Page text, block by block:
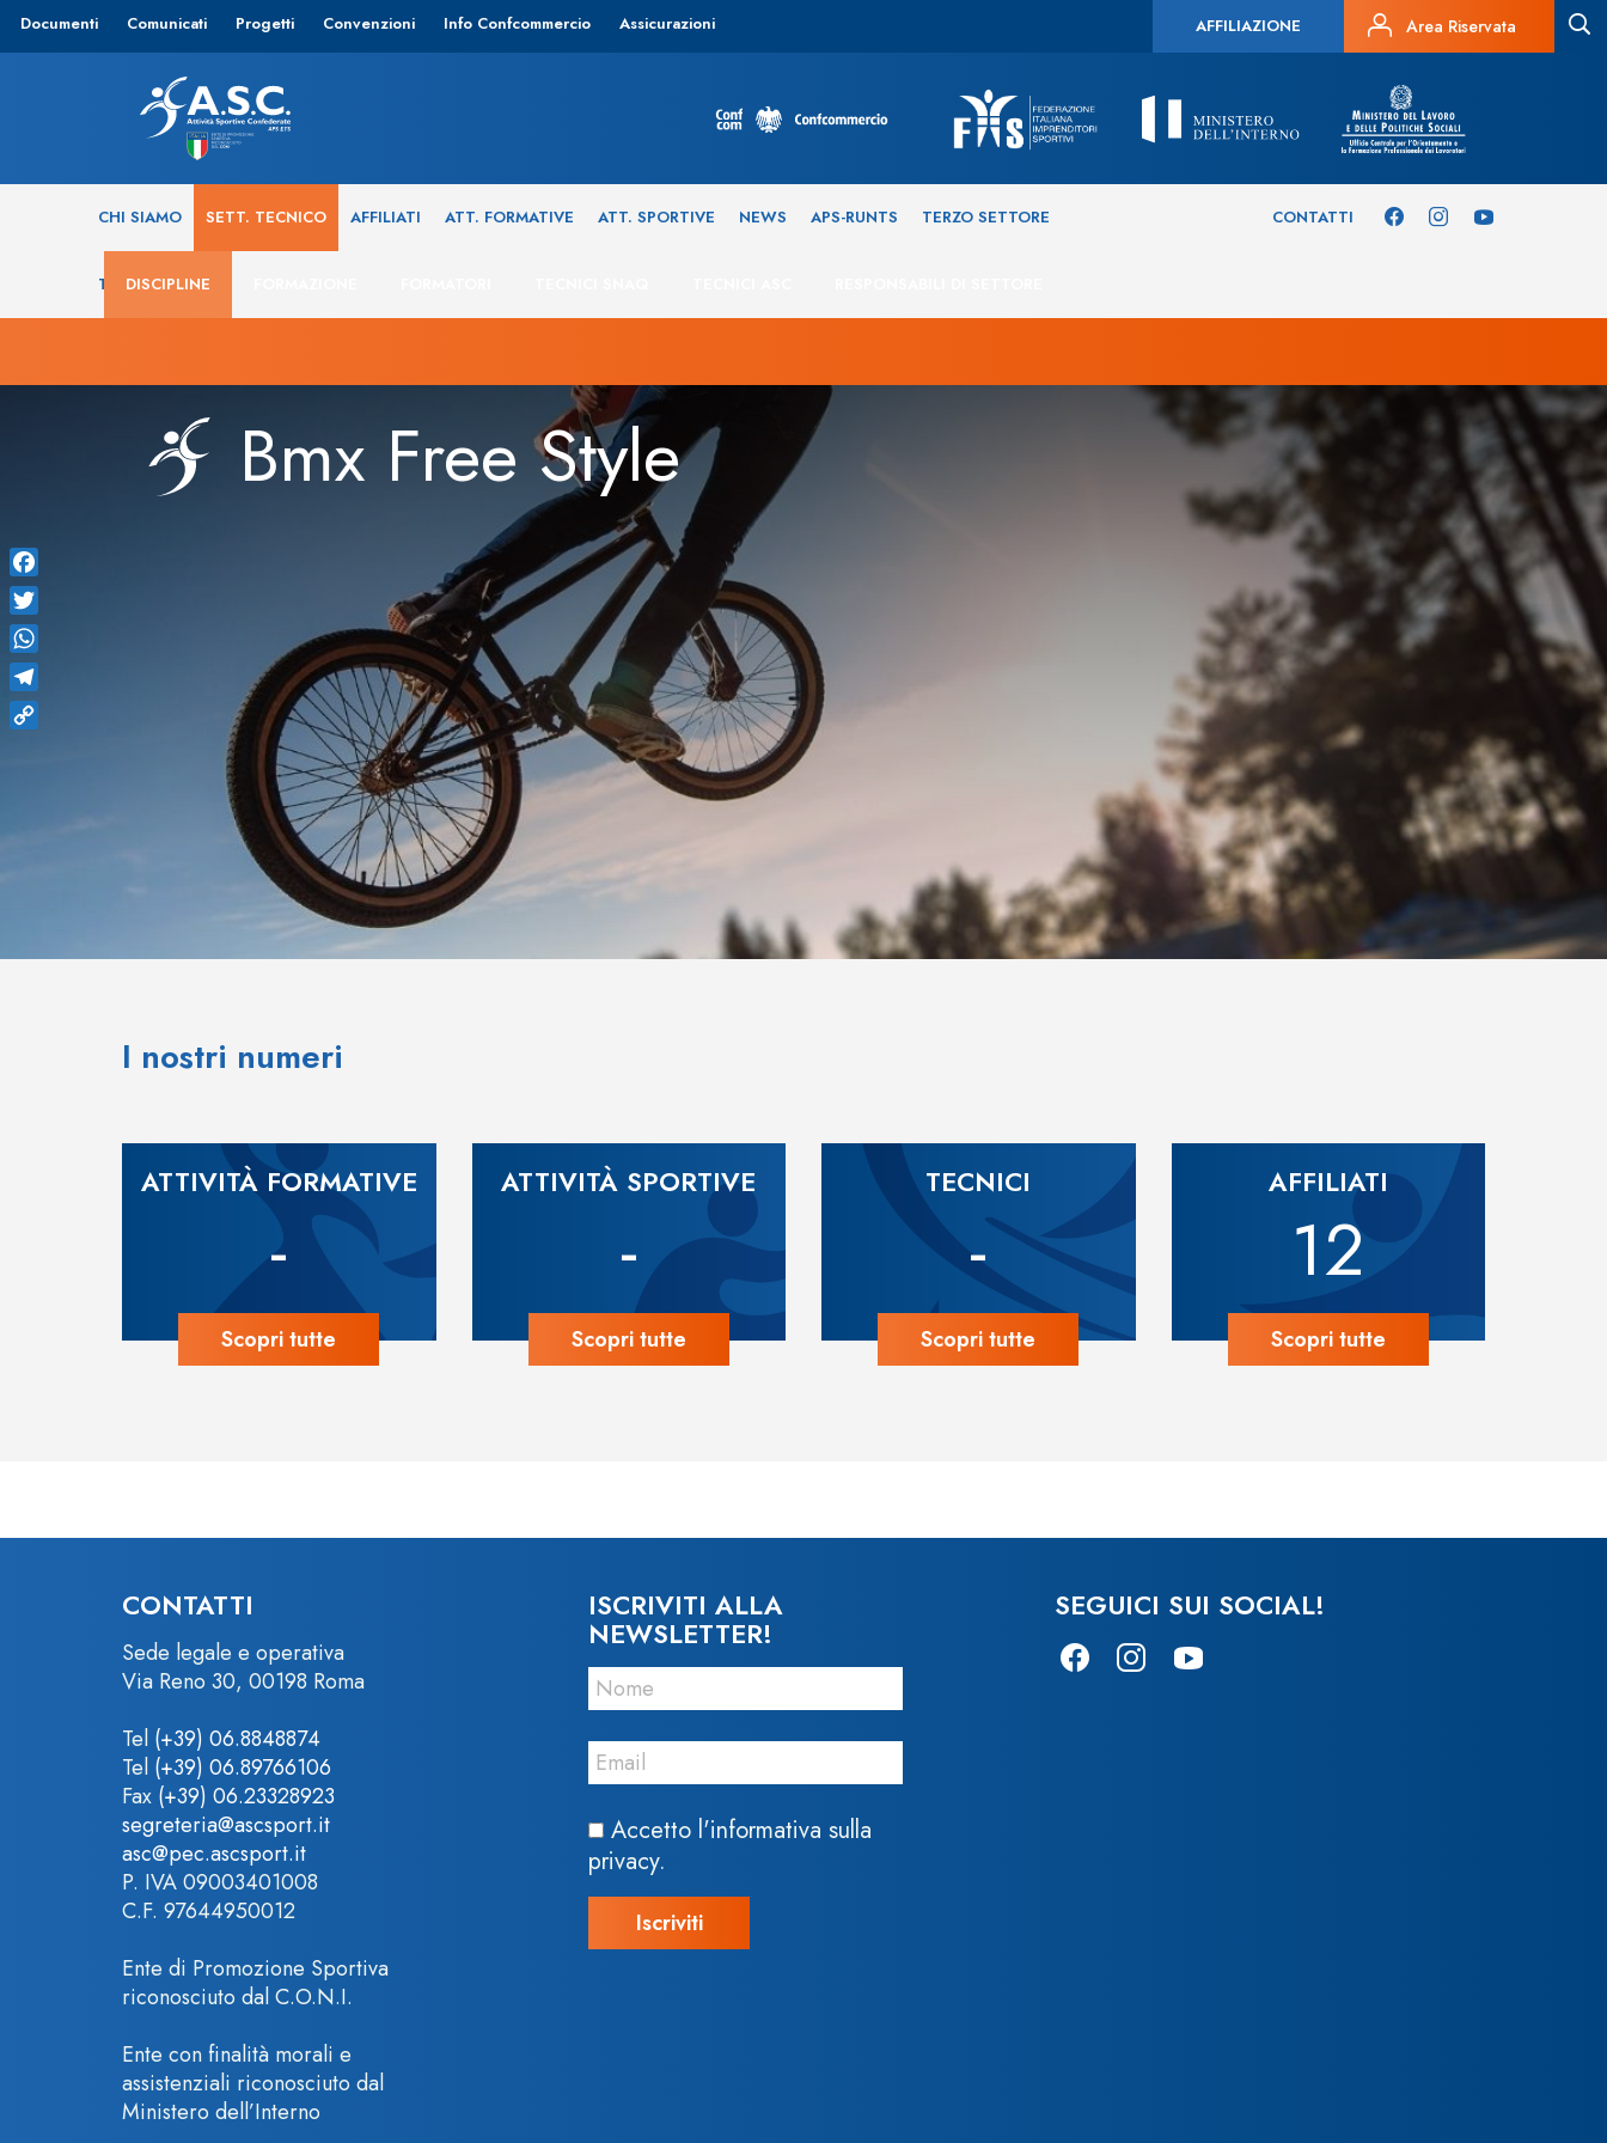
Documenti Comunicati Progetti Convenzioni Info Confcommercio Assicurazioni AFFILIAZIONE Area Riservata
CHI SIAMO SETT. TECNICO
DISCIPLINE
AFFILIATI ATT. FORMATIVE ATT. SPORTIVE NEWS APS-RUNTS TERZO SETTORE
TRASPARENZA
CONTATTI
Bmx Free Style
I nostri numeri
ATTIVITÀ FORMATIVE
-
Scopri tutte
ATTIVITÀ SPORTIVE
-
Scopri tutte
TECNICI
-
Scopri tutte
AFFILIATI
12
Scopri tutte
CONTATTI
Sede legale e operativa
Via Reno 30, 00198 Roma
Tel (+39) 06.8848874
Tel (+39) 06.89766106
Fax (+39) 06.23328923
segreteria@ascsport.it
asc@pec.ascsport.it
P. IVA 09003401008
C.F. 97644950012
Ente di Promozione Sportiva
riconosciuto dal C.O.N.I.
Ente con finalità morali e
assistenziali riconosciuto dal
Ministero dell’Interno
ISCRIVITI ALLA
NEWSLETTER!
Accetto l'informativa sulla
privacy.
SEGUICI SUI SOCIAL!
Facebook
Twitter
WhatsApp
Telegram